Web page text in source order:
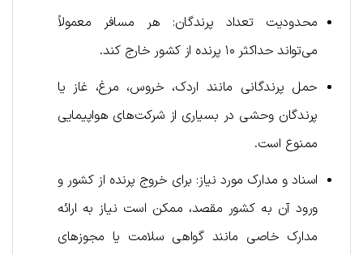
محدودیت تعداد پرندگان: هر مسافر معمولاً
می‌تواند حداکثر ۱۰ پرنده از کشور خارج کند.
حمل پرندگانی مانند اردک، خروس، مرغ، غاز یا
پرندگان وحشی در بسیاری از شرکت‌های هواپیمایی
ممنوع است.
اسناد و مدارک مورد نیاز: برای خروج پرنده از کشور و
ورود آن به کشور مقصد، ممکن است نیاز به ارائه
مدارک خاصی مانند گواهی سلامت یا مجوزهای